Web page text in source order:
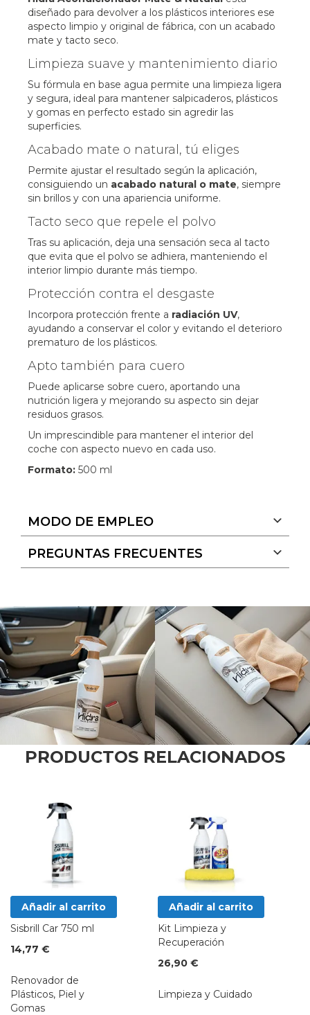
diseñado para devolver a los plásticos interiores ese
aspecto limpio y original de fábrica, con un acabado
mate y tacto seco.
Limpieza suave y mantenimiento diario
Su fórmula en base agua permite una limpieza ligera
y segura, ideal para mantener salpicaderos, plásticos
y gomas en perfecto estado sin agredir las
superficies.
Acabado mate o natural, tú eliges
Permite ajustar el resultado según la aplicación,
consiguiendo un acabado natural o mate, siempre
sin brillos y con una apariencia uniforme.
Tacto seco que repele el polvo
Tras su aplicación, deja una sensación seca al tacto
que evita que el polvo se adhiera, manteniendo el
interior limpio durante más tiempo.
Protección contra el desgaste
Incorpora protección frente a radiación UV,
ayudando a conservar el color y evitando el deterioro
prematuro de los plásticos.
Apto también para cuero
Puede aplicarse sobre cuero, aportando una
nutrición ligera y mejorando su aspecto sin dejar
residuos grasos.
Un imprescindible para mantener el interior del
coche con aspecto nuevo en cada uso.
Formato: 500 ml
MODO DE EMPLEO
PREGUNTAS FRECUENTES
PRODUCTOS RELACIONADOS
Añadir al carrito
Sisbrill Car 750 ml
14,77 €
Renovador de
Plásticos, Piel y
Gomas
Añadir al carrito
Kit Limpieza y
Recuperación
26,90 €
Limpieza y Cuidado